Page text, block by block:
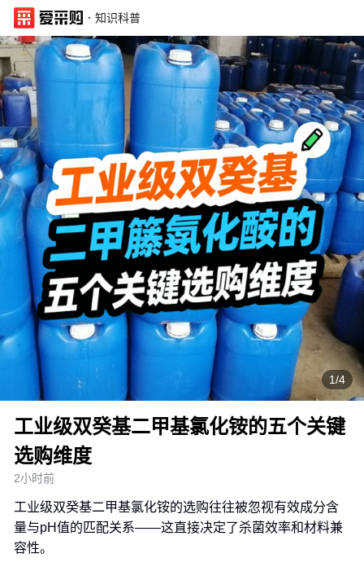
· 知识科普
1/4
工业级双癸基二甲基氯化铵的五个关键
选购维度
2小时前
工业级双癸基二甲基氯化铵的选购往往被忽视有效成分含
量与pH值的匹配关系——这直接决定了杀菌效率和材料兼
容性。